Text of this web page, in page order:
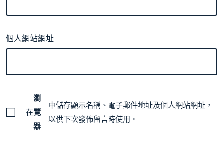
個人網站網址
在
瀏
覽
器
中儲存顯示名稱、電子郵件地址及個人網站網址，
以供下次發佈留言時使用。